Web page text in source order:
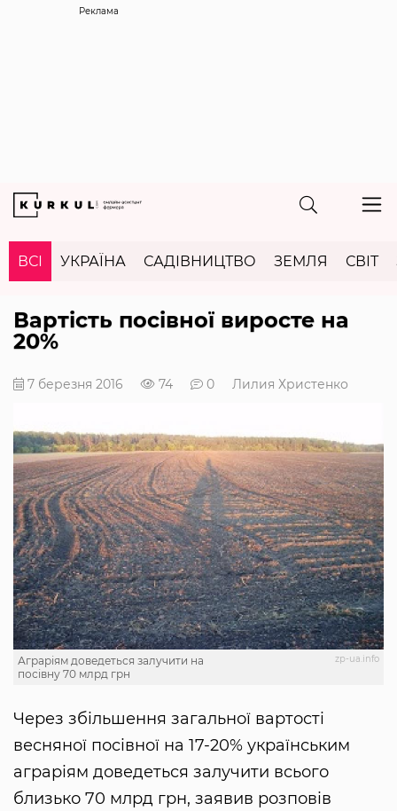
Реклама
ВСІ УКРАЇНА САДІВНИЦТВО ЗЕМЛЯ СВІТ
Вартість посівної виросте на
20%
7 березня 2016 74 0 Лилия Христенко
zp-ua.info
Аграріям доведеться залучити на
посівну 70 млрд грн
Через збільшення загальної вартості
весняної посівної на 17-20% українським
аграріям доведеться залучити всього
близько 70 млрд грн, заявив розповів